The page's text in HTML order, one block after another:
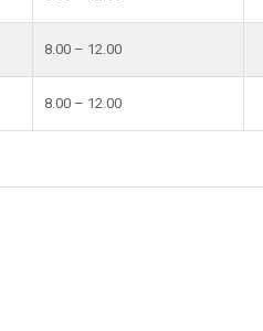
8.00 – 12.00
8.00 – 12.00